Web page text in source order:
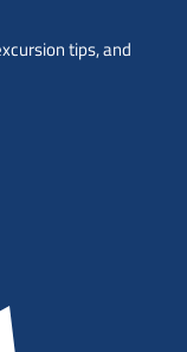
tips, and